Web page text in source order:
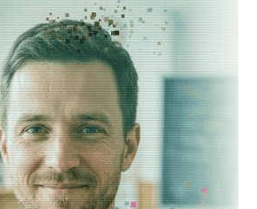
pochopení přináší i jeho grafické